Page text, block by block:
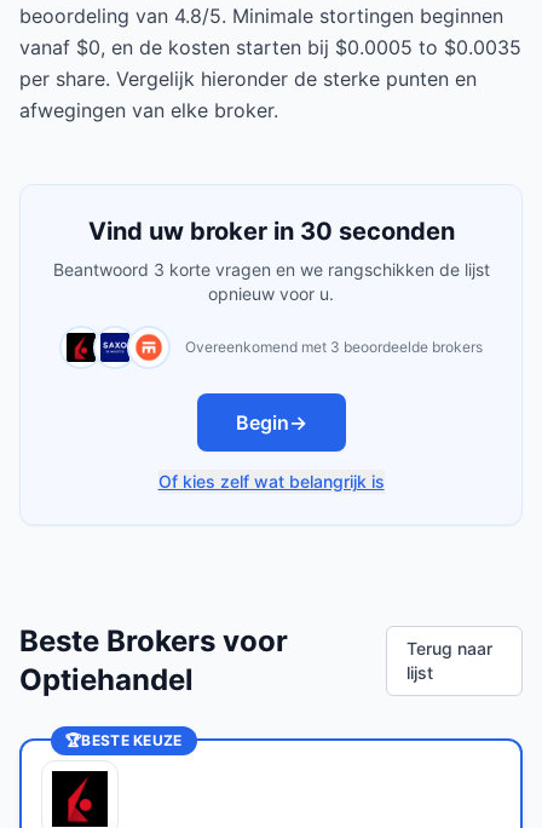
beoordeling van 4.8/5. Minimale stortingen beginnen
vanaf $0, en de kosten starten bij $0.0005 to $0.0035
per share. Vergelijk hieronder de sterke punten en
afwegingen van elke broker.
Vind uw broker in 30 seconden
Beantwoord 3 korte vragen en we rangschikken de lijst
opnieuw voor u.
Overeenkomend met 3 beoordeelde brokers
Begin→
Of kies zelf wat belangrijk is
Beste Brokers voor
Optiehandel
Terug naar
lijst
🏆BESTE KEUZE